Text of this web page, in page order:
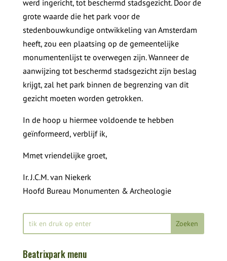
werd ingericht, tot beschermd stadsgezicht. Door de
grote waarde die het park voor de
stedenbouwkundige ontwikkeling van Amsterdam
heeft, zou een plaatsing op de gemeentelijke
monumentenlijst te overwegen zijn. Wanneer de
aanwijzing tot beschermd stadsgezicht zijn beslag
krijgt, zal het park binnen de begrenzing van dit
gezicht moeten worden getrokken.
In de hoop u hiermee voldoende te hebben
geïnformeerd, verblijf ik,
Mmet vriendelijke groet,
Ir. J.C.M. van Niekerk
Hoofd Bureau Monumenten & Archeologie
Beatrixpark menu